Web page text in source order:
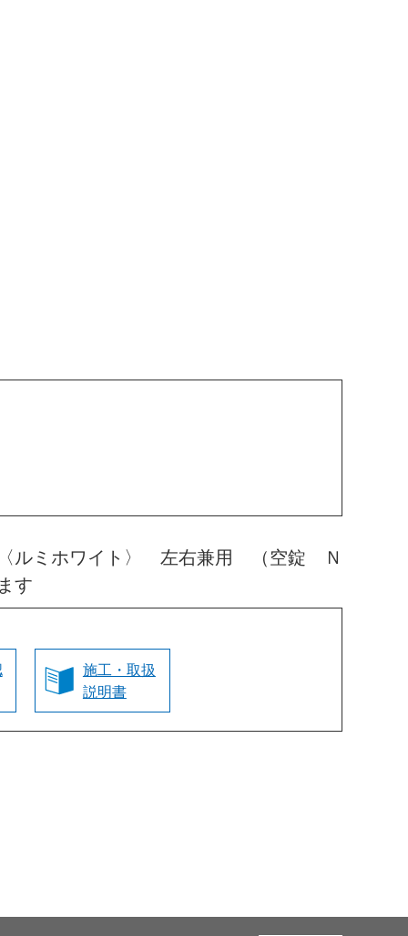
ミホワイト〉 左右兼用 （空錠 Ｎ
す
施工・取扱
説明書